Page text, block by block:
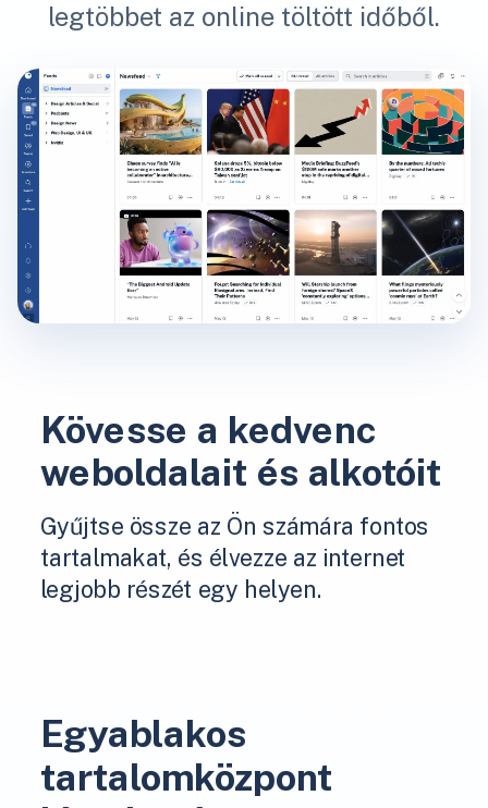
legtöbbet az online töltött időből.
Kövesse a kedvenc
weboldalait és alkotóit
Gyűjtse össze az Ön számára fontos
tartalmakat, és élvezze az internet
legjobb részét egy helyen.
Egyablakos
tartalomközpont